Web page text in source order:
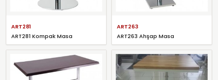
ART281
ART281 Kompak Masa
ART263
ART263 Ahşap Masa